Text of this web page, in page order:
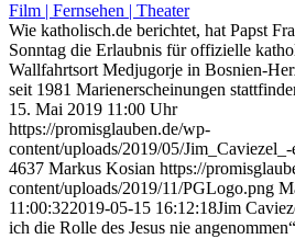
Film | Fernsehen | Theater
Wie katholisch.de berichtet, hat Papst
Sonntag die Erlaubnis für offizielle
Wallfahrtsort Medjugorje in Bosnien-
seit 1981 Marienerscheinungen
15. Mai 2019 11:00 Uhr
https://promisglauben.de/wp-
content/uploads/2019/05/
4637 Markus Kosian https://
content/uploads/2019/11/PGLogo.png
11:00:322019-05-15 16:12:18Jim
ich die Rolle des Jesus nie angenommen“